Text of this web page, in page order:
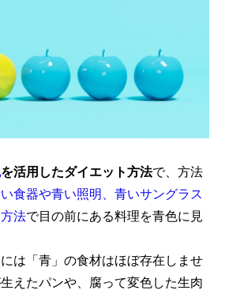
を活用したダイエット方法で、方法
食器や青い照明、青いサングラス
法で目の前にある料理を青色に見
は「青」の食材はほぼ存在しませ
えたパンや、腐って変色した生肉